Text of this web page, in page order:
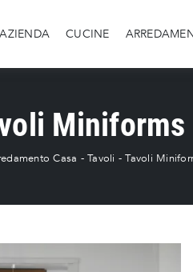
AZIENDA CUCINE
Miniforms
Casa -Tavoli -Tavoli